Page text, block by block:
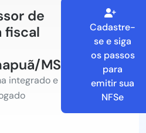
de
fiscal
MS
integrado e
Cadastre-
se e siga
os passos
para
emitir sua
NFSe